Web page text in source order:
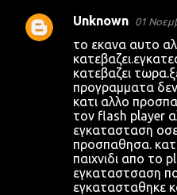
Unknown 01
το εκανα αυτο
κατεβαζει
προγραμματα δεν
κατι αλλο
τον flash player
εγκατασταση
προσπαθησα.
παιχνιδι απο το
εγκαταστσαση
εγκατασταθηκε